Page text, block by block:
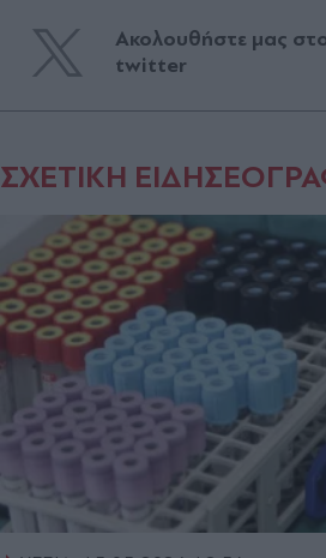
Ακολουθήστε μας
twitter
ΣΧΕΤΙΚΗ